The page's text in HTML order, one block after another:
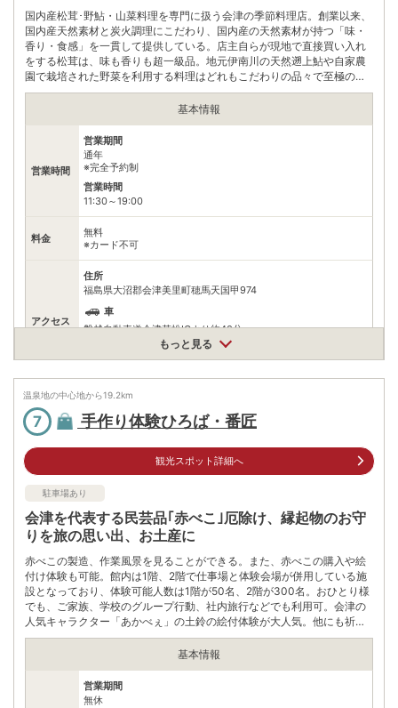
国内産松茸･野鮎・山菜料理を専門に扱う会津の季節料理店。創業以来、
国内産天然素材と炭火調理にこだわり、国内産の天然素材が持つ「味・
香り・食感」を一貫して提供している。店主自らが現地で直接買い入れ
をする松茸は、味も香りも超一級品。地元伊南川の天然遡上鮎や自家農
園で栽培された野菜を利用する料理はどれもこだわりの品々で至極の味
が愉しめる。
基本情報
営業時間
営業期間
通年
※完全予約制
営業時間
11:30～19:00
料金
無料
※カード不可
アクセス
住所
福島県大沼郡会津美里町穂馬天国甲974
車
磐越自動車道会津若松ICより約40分
駐車場 無料（30台）
電話番号
※ 掲載情報は変更になる場合があります。最新の内容はご利用前にご自身でお
問合せください。
※ 料金情報は税込・税抜表記が混ざっております。正しい金額はご利用前にご
自身でお問合せください。
もっと見る
温泉地の中心地から19.2km
7 手作り体験ひろば・番匠
観光スポット詳細へ
駐車場あり
会津を代表する民芸品｢赤べこ｣厄除け、縁起物のお守
りを旅の思い出、お土産に
赤べこの製造、作業風景を見ることができる。また、赤べこの購入や絵
付け体験も可能。館内は1階、2階で仕事場と体験会場が併用している施
設となっており、体験可能人数は1階が50名、2階が300名。おひとり様
でも、ご家族、学校のグループ行動、社内旅行などでも利用可。会津の
人気キャラクター「あかべぇ」の土鈴の絵付体験が大人気。他にも祈願
ダルマ、会津切り絵、会津塗りなどの体験も出来る。
基本情報
営業期間
無休